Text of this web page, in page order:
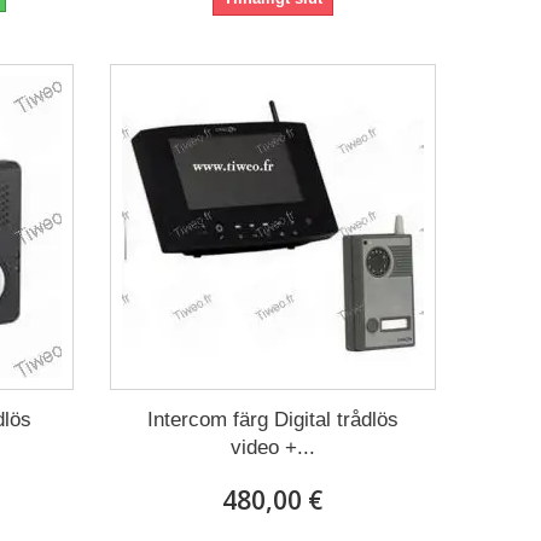
Intercom färg Digital trådlös
video +...
480,00 €